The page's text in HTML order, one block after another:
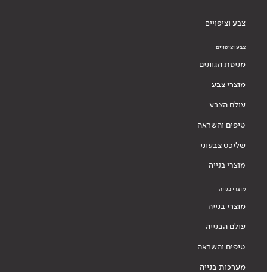
צבע וציפויים
צבע וציפויים
מניפת הגוונים
מוצרי צבע
עולם הצבע
טיפים והשראה
שליכט צבעוני
מוצרי בנייה
מוצרי בנייה
מוצרי בנייה
עולם הבנייה
טיפים והשראה
מערכות בנייה